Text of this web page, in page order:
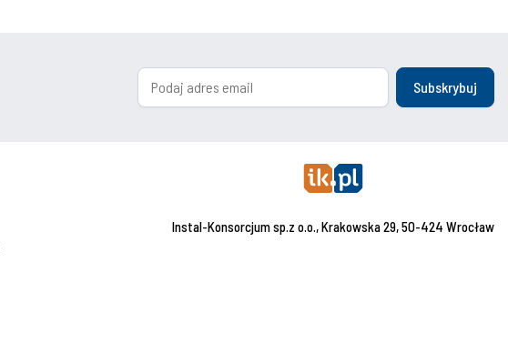
Subskrybuj
Instal-Konsorcjum sp.z o.o., Krakowska 29, 50-424 Wrocław